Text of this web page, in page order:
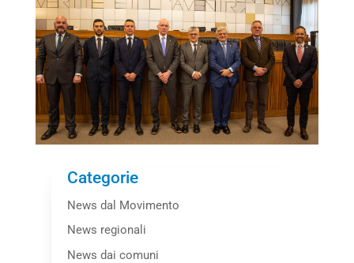
Categorie
News dal Movimento
News regionali
News dai comuni